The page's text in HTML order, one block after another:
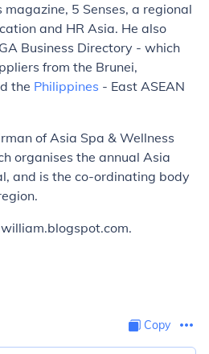
5 Senses, a regional
and HR Asia. He also
Business Directory - which
from the Brunei,
the Philippines - East ASEAN
of Asia Spa & Wellness
organises the annual Asia
and is the co-ordinating body
Copy